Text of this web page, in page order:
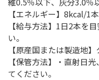
【エネルギー】8kcal/1本
【給与方法】1日2本を
い。
【原産国または製造地】
【保管方法】・直射日
てください。